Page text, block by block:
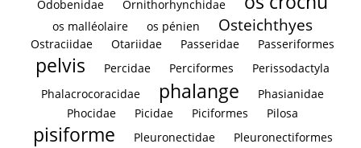
Odobenidae Ornithorhynchidae
os malléolaire os pénien Osteichthyes
Ostraciidae Otariidae Passeridae Passeriformes
pelvis Percidae Perciformes
Perissodactyla
Phalacrocoracidae
phalange
Phasianidae
Phocidae
Picidae Piciformes Pilosa
pisiforme Pleuronectidae
Pleuronectiformes